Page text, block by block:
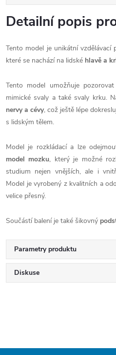
Detailní popis
Tento model je unikátní vzdělávací
které se nachází na lidské hlavě a
Tento model umožňuje
mimické svaly a také svaly krku.
nervy a cévy, což ještě lépe
s lidským tělem.
Model je rozkládací a lze
model mozku, který je možné
studium nejen vnějších, ale i
Model je vyrobený z kvalitních a
velice přesný.
Součástí balení je také šikovný
Parametry produktu
Diskuse